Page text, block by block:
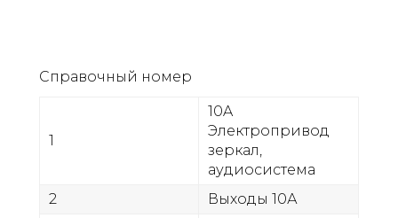
Справочный номер
1
10A
Электропривод
зеркал,
аудиосистема
2
Выходы 10А